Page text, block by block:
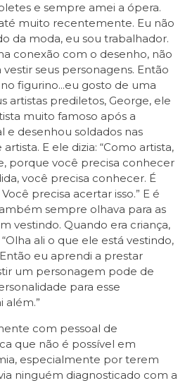
e sempre amei a ópera.
muito recentemente. Eu não
da moda, eu sou trabalhador.
conexão com o desenho, não
seus personagens. Então
figurino...eu gosto de uma
artistas prediletos, George, ele
muito famoso após a
e desenhou soldados nas
E ele dizia: “Como artista,
porque você precisa conhecer
você precisa conhecer. É
precisa acertar isso.” E é
sempre olhava para as
vestindo. Quando era criança,
ali o que ele está vestindo,
eu aprendi a prestar
um personagem pode de
para esse
além.”
com pessoal de
que não é possível em
especialmente por terem
ninguém diagnosticado com a